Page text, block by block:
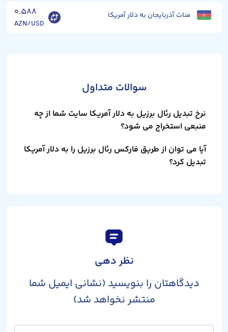
منات آذربایجان به دلار آمریکا ۰.۵۸۸
AZN/USD
سوالات متداول
نرخ تبدیل رئال برزیل به دلار آمریکا سایت شما از چه
منبعی استخراج می شود؟
آیا می توان از طریق فارکس رئال برزیل را به دلار آمریکا
تبدیل کرد؟
نظر دهی
دیدگاهتان را بنویسید (نشانی ایمیل شما
منتشر نخواهد شد)